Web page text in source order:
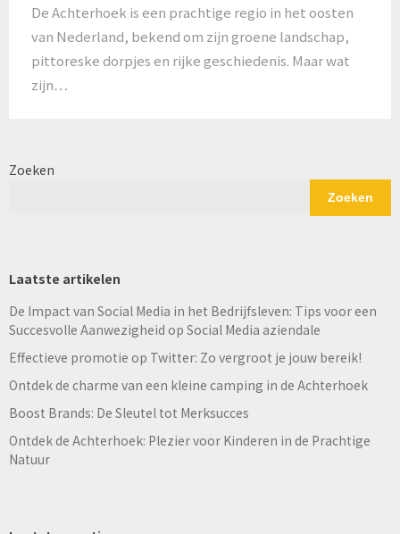
De Achterhoek is een prachtige regio in het oosten
van Nederland, bekend om zijn groene landschap,
pittoreske dorpjes en rijke geschiedenis. Maar wat
zijn…
Zoeken
Zoeken
Laatste artikelen
De Impact van Social Media in het Bedrijfsleven: Tips voor een
Succesvolle Aanwezigheid op Social Media aziendale
Effectieve promotie op Twitter: Zo vergroot je jouw bereik!
Ontdek de charme van een kleine camping in de Achterhoek
Boost Brands: De Sleutel tot Merksucces
Ontdek de Achterhoek: Plezier voor Kinderen in de Prachtige
Natuur